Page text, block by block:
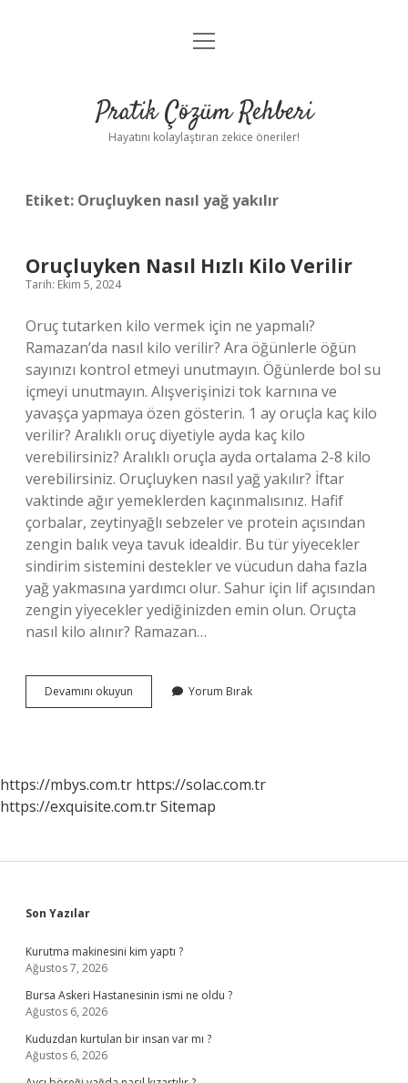
Anasayfa
Yasal Uyarı
menüyü
Pratik Çözüm Rehberi
Hayatını kolaylaştıran zekice öneriler!
Etiket: Oruçluyken nasıl yağ yakılır
Oruçluyken Nasıl Hızlı Kilo Verilir
Tarih: Ekim 5, 2024
Oruç tutarken kilo vermek için ne yapmalı?
Ramazan’da nasıl kilo verilir? Ara öğünlerle öğün
sayınızı kontrol etmeyi unutmayın. Öğünlerde bol su
içmeyi unutmayın. Alışverişinizi tok karnına ve
yavaşça yapmaya özen gösterin. 1 ay oruçla kaç kilo
verilir? Aralıklı oruç diyetiyle ayda kaç kilo
verebilirsiniz? Aralıklı oruçla ayda ortalama 2-8 kilo
verebilirsiniz. Oruçluyken nasıl yağ yakılır? İftar
vaktinde ağır yemeklerden kaçınmalısınız. Hafif
çorbalar, zeytinyağlı sebzeler ve protein açısından
zengin balık veya tavuk idealdir. Bu tür yiyecekler
sindirim sistemini destekler ve vücudun daha fazla
yağ yakmasına yardımcı olur. Sahur için lif açısından
zengin yiyecekler yediğinizden emin olun. Oruçta
nasıl kilo alınır? Ramazan…
Devamını okuyun Oruçluyken
Nasıl
Yorum Bırak
https://mbys.com.tr https://solac.com.tr
https://exquisite.com.trSitemap
Sidebar
Son Yazılar
Kurutma makinesini kim yaptı ?
Ağustos 7, 2026
Bursa Askeri Hastanesinin ismi ne oldu ?
Ağustos 6, 2026
Kuduzdan kurtulan bir insan var mı ?
Ağustos 6, 2026